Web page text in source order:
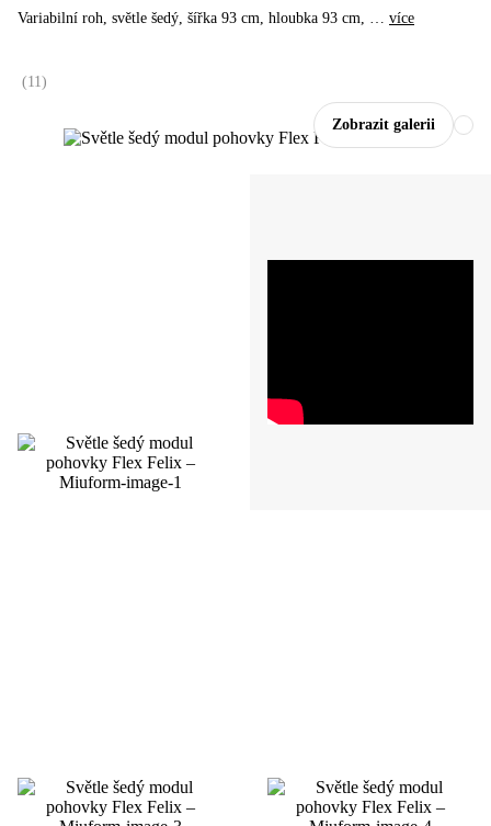
Zobrazit galerii
Variabilní roh, světle šedý, šířka 93 cm, hloubka 93 cm, … více
(11 )